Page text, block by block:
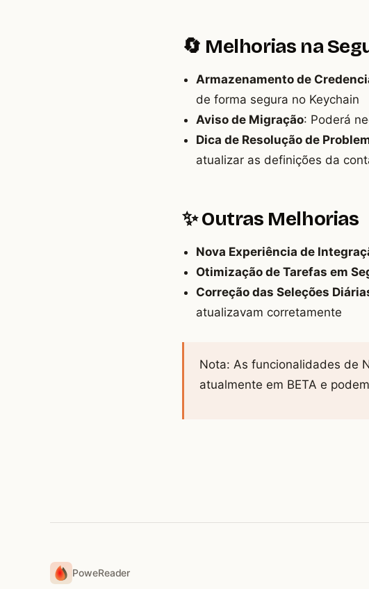
🔄 Melhorias na
Armazenamento de
de forma segura no Keychain
Aviso de Migração: Poderá
Dica de Resolução de
atualizar as definições da
✨ Outras Melhorias
Nova Experiência de
Otimização de Tarefas em
Correção das Seleções
atualizavam corretamente
Nota: As funcionalidades de
atualmente em BETA e
PoweReader